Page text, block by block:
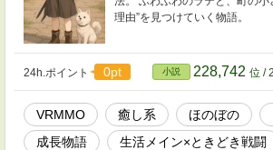
理由”を見つけていく物語。
24h.ポイント 0pt 小説 228,742 位 /
VRMMO 癒し系 ほのぼの
成長物語
生活メイン×ときどき戦闘